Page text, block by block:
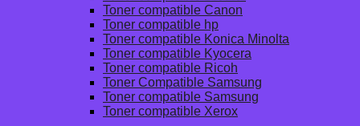
Toner compatible Canon
Toner compatible hp
Toner compatible Konica Minolta
Toner compatible Kyocera
Toner compatible Ricoh
Toner Compatible Samsung
Toner compatible Samsung
Toner compatible Xerox